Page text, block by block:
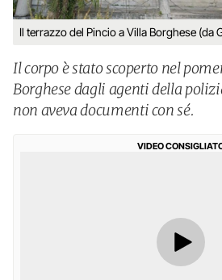
Il terrazzo del Pincio a Villa Borghese (da
Il corpo è stato scoperto nel
Borghese dagli agenti della
non aveva documenti con sé.
VIDEO